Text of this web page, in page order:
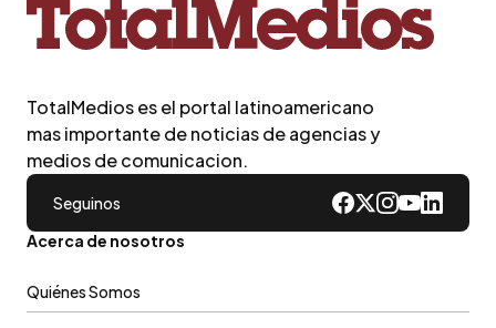
TotalMedios es el portal latinoamericano
mas importante de noticias de agencias y
medios de comunicacion.
Seguinos
Acerca de nosotros
Quiénes Somos